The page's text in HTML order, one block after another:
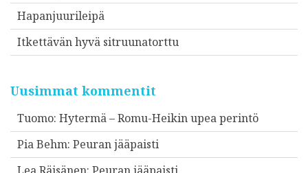
Hapanjuurileipä
Itkettävän hyvä sitruunatorttu
Uusimmat kommentit
Tuomo: Hytermä – Romu-Heikin upea perintö
Pia Behm: Peuran jääpaisti